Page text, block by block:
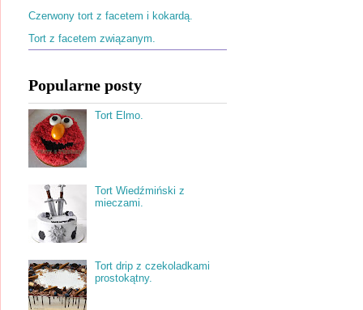
Czerwony tort z facetem i kokardą.
Tort z facetem związanym.
Popularne posty
Tort Elmo.
Tort Wiedźmiński z
mieczami.
Tort drip z czekoladkami
prostokątny.